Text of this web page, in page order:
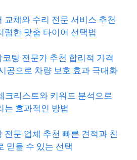
교체와 수리 전문 서비스 추천
렴한 맞춤 타이어 선택법
팅 전문가 추천 합리적 가격
공으로 차량 보호 효과 극대화
크리스트와 키워드 분석으로
는 효과적인 방법
전문 업체 추천 빠른 견적과 친
믿을 수 있는 선택